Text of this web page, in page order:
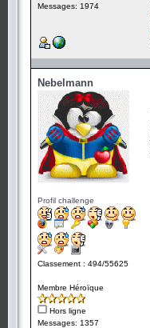
Messages: 1974
Nebelmann
Profil challenge
Classement : 494/55625
Membre Héroïque
Hors ligne
Messages: 1357